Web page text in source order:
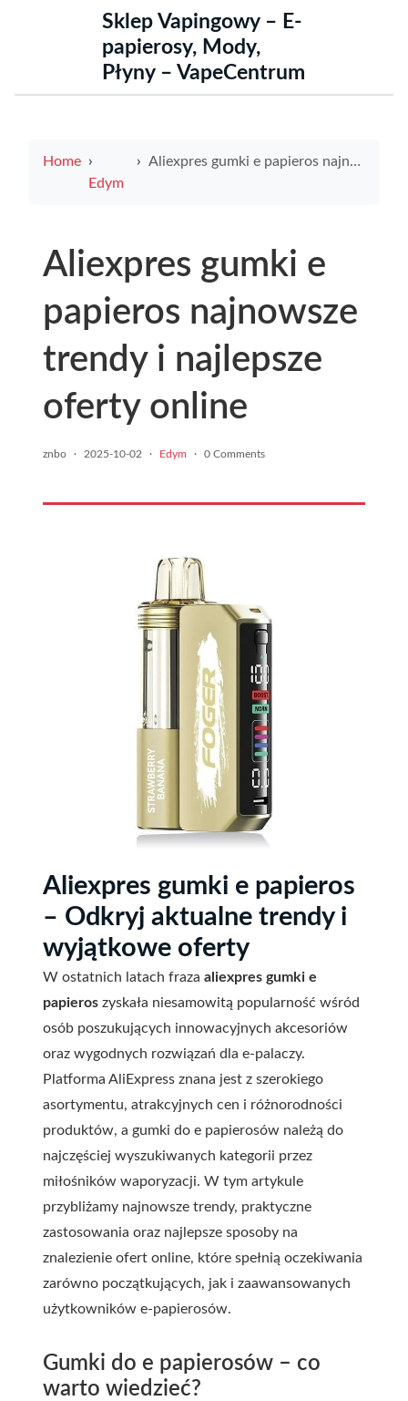
Sklep Vapingowy – E-
papierosy, Mody,
Płyny – VapeCentrum
Home
Edym
Aliexpres gumki e papieros najnowsze trendy i najlepsze oferty online
Aliexpres gumki e
papieros najnowsze
trendy i najlepsze
oferty online
znbo · 2025-10-02 · Edym · 0 Comments
Aliexpres gumki e papieros
– Odkryj aktualne trendy i
wyjątkowe oferty
W ostatnich latach fraza aliexpres gumki e
papieros zyskała niesamowitą popularność wśród
osób poszukujących innowacyjnych akcesoriów
oraz wygodnych rozwiązań dla e-palaczy.
Platforma AliExpress znana jest z szerokiego
asortymentu, atrakcyjnych cen i różnorodności
produktów, a gumki do e papierosów należą do
najczęściej wyszukiwanych kategorii przez
miłośników waporyzacji. W tym artykule
przybliżamy najnowsze trendy, praktyczne
zastosowania oraz najlepsze sposoby na
znalezienie ofert online, które spełnią oczekiwania
zarówno początkujących, jak i zaawansowanych
użytkowników e-papierosów.
Gumki do e papierosów – co
warto wiedzieć?